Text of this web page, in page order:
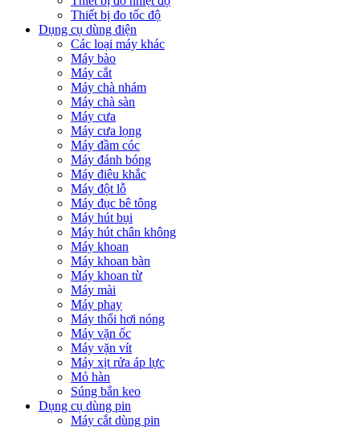
Thiết bị đo tốc độ
Dụng cụ dùng điện
Các loại máy khác
Máy bào
Máy cắt
Máy chà nhám
Máy chà sàn
Máy cưa
Máy cưa lọng
Máy đầm cóc
Máy đánh bóng
Máy điêu khắc
Máy đột lỗ
Máy đục bê tông
Máy hút bụi
Máy hút chân không
Máy khoan
Máy khoan bàn
Máy khoan từ
Máy mài
Máy phay
Máy thổi hơi nóng
Máy vặn ốc
Máy vặn vít
Máy xịt rửa áp lực
Mỏ hàn
Súng bắn keo
Dụng cụ dùng pin
Máy cắt dùng pin